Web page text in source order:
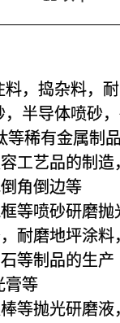
，捣杂料，
半导体喷砂
等稀有金属制
工艺品的制造
角倒边等
等喷砂研磨抛
耐磨地坪涂
等制品的生产
膏等
等抛光研磨